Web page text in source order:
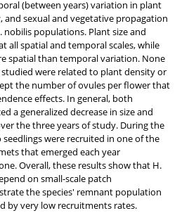
(between years) variation in plant
and sexual and vegetative propagation
nobilis populations. Plant size and
all spatial and temporal scales, while
spatial than temporal variation. None
were related to plant density or
the number of ovules per flower that
effects. In general, both
a generalized decrease in size and
the three years of study. During the
were recruited in one of the
that emerged each year
Overall, these results show that H.
on small-scale patch
the species' remnant population
by very low recruitments rates.